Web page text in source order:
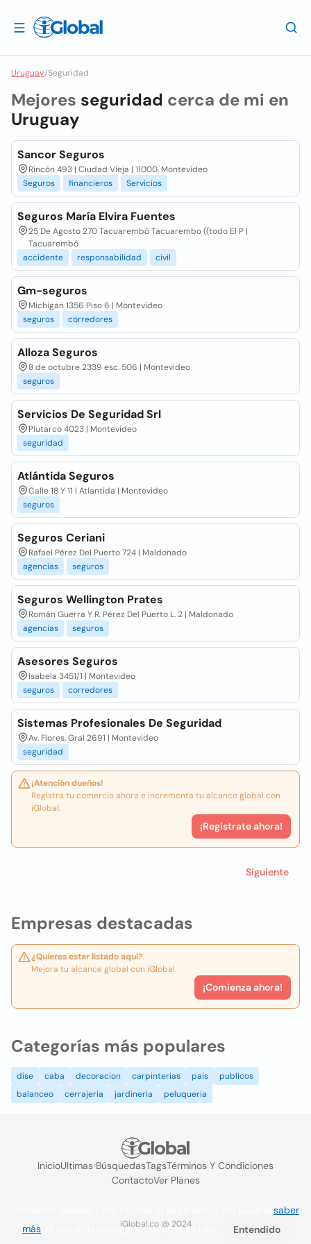
Uruguay/Seguridad
Empresas destacadas
¿Quieres estar listado aquí?
Mejora tu alcance global con iGlobal.
¡Comienza ahora!
Mejores seguridad cerca de mi en
Uruguay
Sancor Seguros
Rincón 493 | Ciudad Vieja | 11000, Montevideo
Seguros
financieros Servicios
Seguros María Elvira Fuentes
25 De Agosto 270 Tacuarembó Tacuarembo ((todo El P |
Tacuarembó
accidente
responsabilidad civil
Gm-seguros
Michigan 1356 Piso 6 | Montevideo
seguros
corredores
Alloza Seguros
8 de octubre 2339 esc. 506 | Montevideo
seguros
Servicios De Seguridad Srl
Plutarco 4023 | Montevideo
seguridad
Atlántida Seguros
Calle 18 Y 11 | Atlantida | Montevideo
seguros
Seguros Ceriani
Rafael Pérez Del Puerto 724 | Maldonado
agencias
seguros
Seguros Wellington Prates
Román Guerra Y R. Pérez Del Puerto L. 2 | Maldonado
agencias
seguros
Asesores Seguros
Isabela 3451/1 | Montevideo
seguros
corredores
Sistemas Profesionales De Seguridad
Av. Flores, Gral 2691 | Montevideo
seguridad
¡Atención dueños!
Registra tu comercio ahora e incrementa tu alcance global con
iGlobal.
¡Registrate ahora!
Siguiente
Categorías más populares
dise caba decoracion carpinterias pais
publicos
balanceo
cerrajeria jardineria peluqueria
InicioUltimas BúsquedasTagsTérminos Y Condiciones
ContactoVer Planes
iGlobal.co @ 2024
saber
más . Si continúa navegando acepta su uso. Entendido